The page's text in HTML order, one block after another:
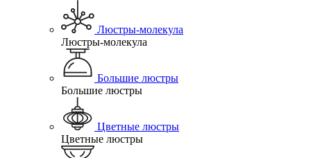
Люстры-молекула
Люстры-молекула
Большие люстры
Большие люстры
Цветные люстры
Цветные люстры